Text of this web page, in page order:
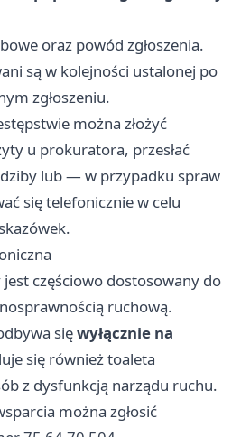
oraz powód zgłoszenia.
są w kolejności ustalonej po
zgłoszeniu.
można złożyć
u prokuratora, przesłać
lub — w przypadku spraw
się telefonicznie w celu
częściowo dostosowany do
ruchową.
sięwyłącznie na
się również toaleta
z dysfunkcją narządu ruchu.
można zgłosić